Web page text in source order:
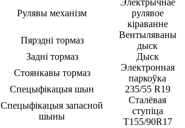
Рулявы механізм
Электрычнае
рулявое
кіраванне
Пярэдні тормаз
Вентыляваны
дыск
Задні тормаз
Дыск
Стоянкавы тормаз
Электронная
паркоўка
Спецыфікацыя шын
235/55 R19
Спецыфікацыя запасной
шыны
Сталёвая
ступіца
T155/90R17